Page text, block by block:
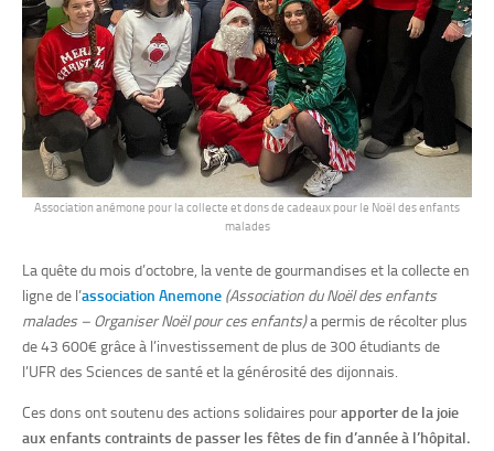
Association anémone pour la collecte et dons de cadeaux pour le Noël des enfants
malades
La quête du mois d’octobre, la vente degourmandises et la collecte en
ligne de l’association Anemone (Association du Noël des enfants
malades – Organiser Noël pour ces enfants)a permis de récolter plus
de 43 600€ grâce à l’investissement de plus de 300 étudiants de
l’UFR des Sciences de santé et la générosité des dijonnais.
Ces dons ont soutenudes actions solidaires pourapporter de la joie
aux enfants contraints de passer les fêtes de fin d’année à l’hôpital.